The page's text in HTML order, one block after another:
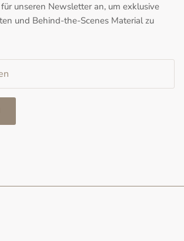
unseren Newsletter an, um exklusive
und Behind-the-Scenes Material zu